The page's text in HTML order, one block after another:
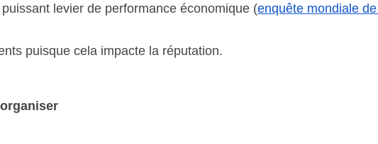
levier de performance économique (enquête mondiale de
puisque cela impacte la réputation.